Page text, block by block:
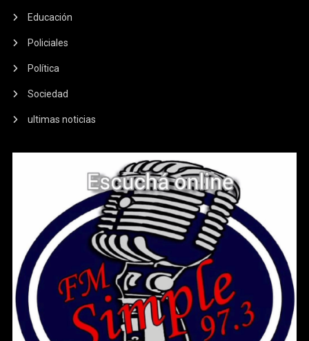
Educación
Policiales
Política
Sociedad
ultimas noticias